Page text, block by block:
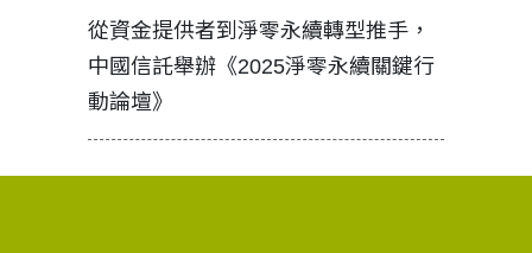
從資金提供者到淨零永續轉型推手，
中國信託舉辦《2025淨零永續關鍵行
動論壇》